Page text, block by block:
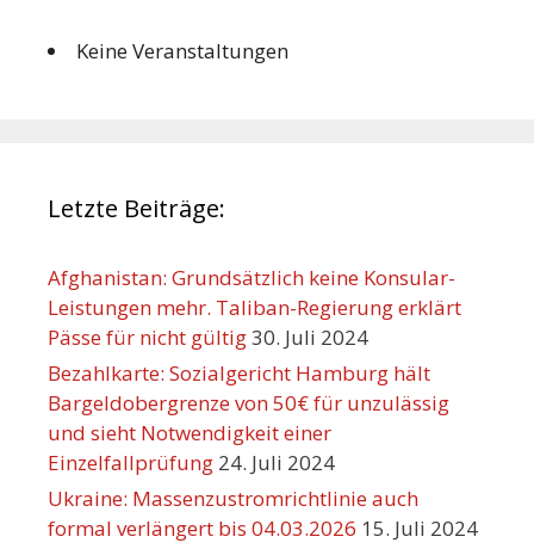
Keine Veranstaltungen
Letzte Beiträge:
Afghanistan: Grundsätzlich keine Konsular-
Leistungen mehr. Taliban-Regierung erklärt
Pässe für nicht gültig30. Juli 2024
Bezahlkarte: Sozialgericht Hamburg hält
Bargeldobergrenze von 50€ für unzulässig
und sieht Notwendigkeit einer
Einzelfallprüfung 24. Juli 2024
Ukraine: Massenzustromrichtlinie auch
formal verlängert bis 04.03.2026 15. Juli 2024